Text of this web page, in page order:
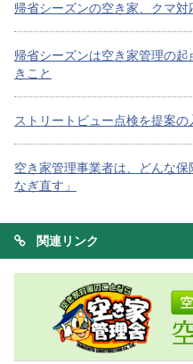
帰省シーズンの空き家、クマ
帰省シーズンは空き家管理の
きこと
ストリートビュー点検を提案
空き家管理事業者は、どんな
なぎ直す」
関連リンク